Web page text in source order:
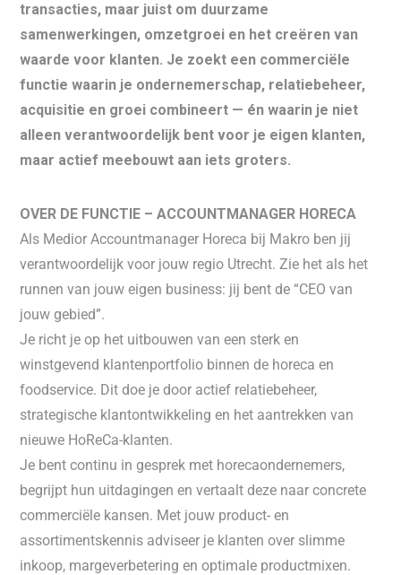
transacties, maar juist om duurzame
samenwerkingen, omzetgroei en het creëren van
waarde voor klanten. Je zoekt een commerciële
functie waarin je ondernemerschap, relatiebeheer,
acquisitie en groei combineert — én waarin je niet
alleen verantwoordelijk bent voor je eigen klanten,
maar actief meebouwt aan iets groters.
OVER DE FUNCTIE – ACCOUNTMANAGER HORECA
Als Medior Accountmanager Horeca bij Makro ben jij
verantwoordelijk voor jouw regio Utrecht. Zie het als het
runnen van jouw eigen business: jij bent de “CEO van
jouw gebied”.
Je richt je op het uitbouwen van een sterk en
winstgevend klantenportfolio binnen de horeca en
foodservice. Dit doe je door actief relatiebeheer,
strategische klantontwikkeling en het aantrekken van
nieuwe HoReCa-klanten.
Je bent continu in gesprek met horecaondernemers,
begrijpt hun uitdagingen en vertaalt deze naar concrete
commerciële kansen. Met jouw product- en
assortimentskennis adviseer je klanten over slimme
inkoop, margeverbetering en optimale productmixen.